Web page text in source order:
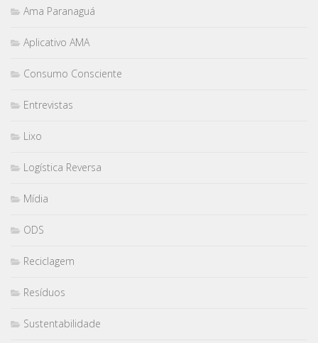
Ama Paranaguá
Aplicativo AMA
Consumo Consciente
Entrevistas
Lixo
Logística Reversa
Mídia
ODS
Reciclagem
Resíduos
Sustentabilidade